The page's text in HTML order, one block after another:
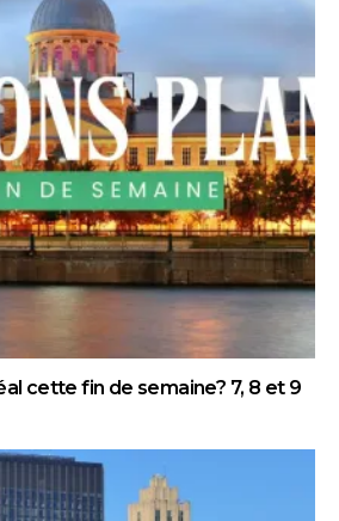
cette fin de semaine? 7, 8 et 9